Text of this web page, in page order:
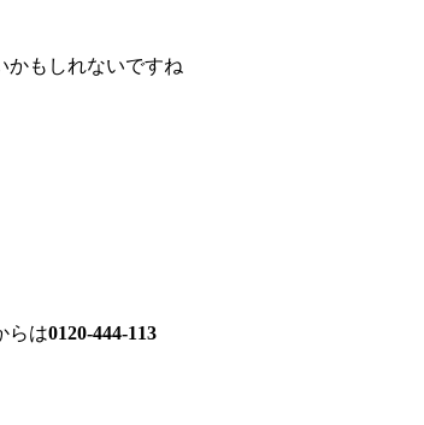
かもしれないですね
らは0120-444-113